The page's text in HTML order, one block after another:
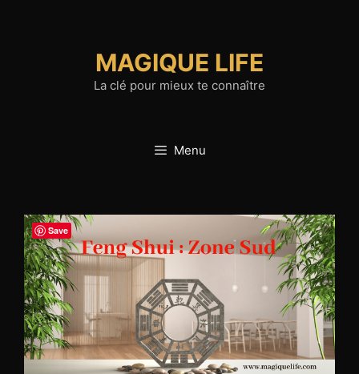
MAGIQUE LIFE
La clé pour mieux te connaître
Menu
Save